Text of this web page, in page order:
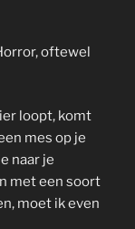
oftewel
loopt, komt
mes op je
naar je
met een soort
moet ik even